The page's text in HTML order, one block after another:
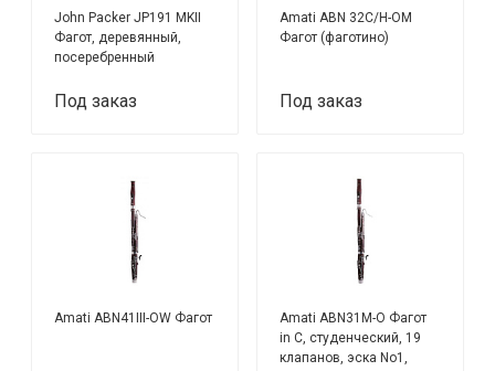
John Packer JP191 MKII
Фагот, деревянный,
посеребренный
Под заказ
Amati ABN 32C/H-OM
Фагот (фаготино)
Под заказ
Amati ABN41III-OW Фагот
Amati ABN31M-O Фагот
in C, студенческий, 19
клапанов, эска No1,